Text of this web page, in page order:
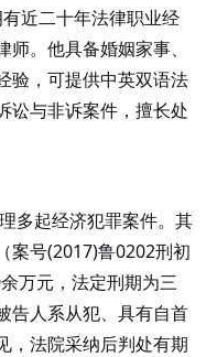
近二十年法律职业经
。他具备婚姻家事、
验，可提供中英双语法
讼与非诉案件，擅长处
多起经济犯罪案件。其
案号(2017)鲁0202刑初
万元，法定刑期为三
告人系从犯、具有自首
，法院采纳后判处有期